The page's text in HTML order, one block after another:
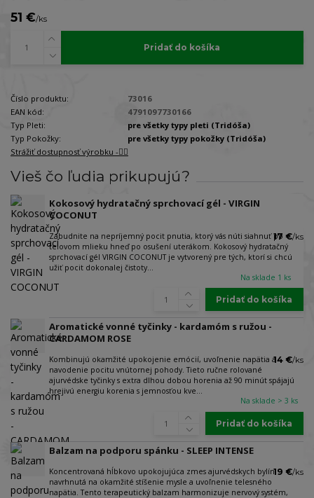
51 €/ks
Pridať do košíka
Číslo produktu:
73016
EAN kód:
4791097730166
Typ Pleti:
pre všetky typy pleti (Tridóša)
Typ Pokožky:
pre všetky typy pokožky (Tridóša)
Strážiť dostupnosť výrobku -🐕‍🦺
Vieš čo ľudia prikupujú?
Kokosový hydratačný sprchovací gél - VIRGIN
COCONUT
Zabudnite na nepríjemný pocit pnutia, ktorý vás núti siahnuť po
telovom mlieku hneď po osušení uterákom. Kokosový hydratačný
sprchovací gél VIRGIN COCONUT je vytvorený pre tých, ktorí si chcú
užiť pocit dokonalej čistoty...
17 €/ks
Na sklade 1 ks
Pridať do košíka
Aromatické vonné tyčinky - kardamóm s ružou -
CARDAMOM ROSE
Kombinujú okamžité upokojenie emócií, uvoľnenie napätia a
navodenie pocitu vnútornej pohody. Tieto ručne rolované
ajurvédske tyčinky s extra dlhou dobou horenia až 90 minút spájajú
hrejivú energiu korenia s jemnosťou kve...
14 €/ks
Na sklade > 3 ks
Pridať do košíka
Balzam na podporu spánku - SLEEP INTENSE
Koncentrovaná hĺbkovo upokojujúca zmes ajurvédskych bylín,
navrhnutá na okamžité stíšenie mysle a uvoľnenie telesného
napätia. Tento terapeutický balzam harmonizuje nervový systém,
19 €/ks